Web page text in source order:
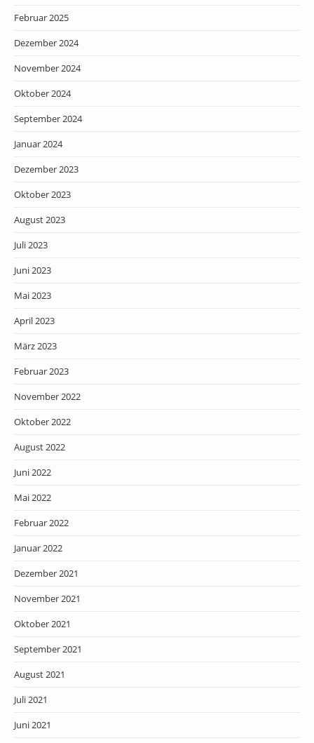
Februar 2025
Dezember 2024
November 2024
Oktober 2024
September 2024
Januar 2024
Dezember 2023
Oktober 2023
August 2023
Juli 2023
Juni 2023
Mai 2023
April 2023
März 2023
Februar 2023
November 2022
Oktober 2022
August 2022
Juni 2022
Mai 2022
Februar 2022
Januar 2022
Dezember 2021
November 2021
Oktober 2021
September 2021
August 2021
Juli 2021
Juni 2021